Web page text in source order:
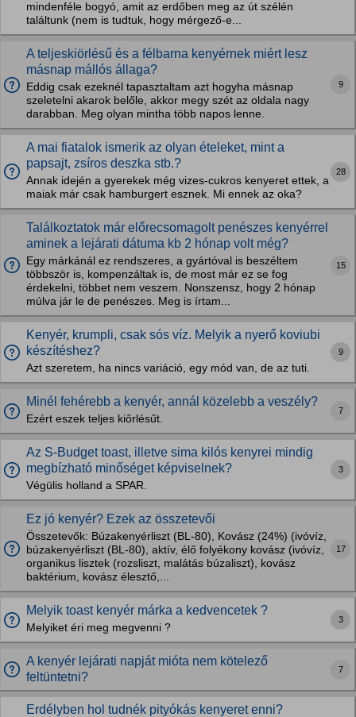
mindenféle bogyó, amit az erdőben meg az út szélén
találtunk (nem is tudtuk, hogy mérgező-e...
A teljeskiörlésű és a félbarna kenyérnek miért lesz
másnap mállós állaga?
Eddig csak ezeknél tapasztaltam azt hogyha másnap
szeletelni akarok belőle, akkor megy szét az oldala nagy
darabban. Meg olyan mintha több napos lenne.
9
A mai fiatalok ismerik az olyan ételeket, mint a
papsajt, zsíros deszka stb.?
Annak idején a gyerekek még vizes-cukros kenyeret ettek, a
maiak már csak hamburgert esznek. Mi ennek az oka?
28
Találkoztatok már előrecsomagolt penészes kenyérrel
aminek a lejárati dátuma kb 2 hónap volt még?
Egy márkánál ez rendszeres, a gyártóval is beszéltem
többször is, kompenzáltak is, de most már ez se fog
érdekelni, többet nem veszem. Nonszensz, hogy 2 hónap
múlva jár le de penészes. Meg is írtam...
15
Kenyér, krumpli, csak sós víz. Melyik a nyerő koviubi
készítéshez?
Azt szeretem, ha nincs variáció, egy mód van, de az tuti.
9
Minél fehérebb a kenyér, annál közelebb a veszély?
Ezért eszek teljes kiőrlésűt.
7
Az S-Budget toast, illetve sima kilós kenyrei mindig
megbízható minőséget képviselnek?
Végülis holland a SPAR.
3
Ez jó kenyér? Ezek az összetevői
Összetevők: Búzakenyérliszt (BL-80), Kovász (24%) (ivóvíz,
búzakenyérliszt (BL-80), aktív, élő folyékony kovász (ivóvíz,
organikus lisztek (rozsliszt, malátás búzaliszt), kovász
baktérium, kovász élesztő,...
17
Melyik toast kenyér márka a kedvencetek ?
Melyiket éri meg megvenni ?
3
A kenyér lejárati napját mióta nem kötelező
feltüntetni?
7
Erdélyben hol tudnék pityókás kenyeret enni?